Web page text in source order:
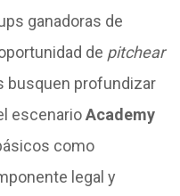
ganadoras de
de pitchear
busquen profundizar
escenarioAcademy
como
legal y